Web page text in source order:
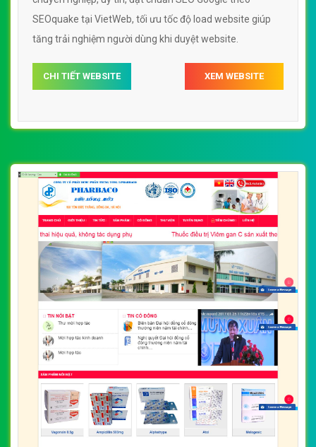
SEOquake tại VietWeb, tối ưu tốc độ load website giúp
tăng trải nghiệm người dùng khi duyệt website.
CHI TIẾT WEBSITE XEM WEBSITE